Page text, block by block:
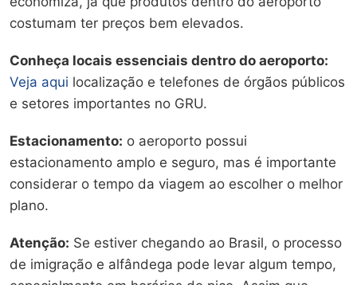
costumam ter preços bem elevados.
Conheça locais essenciais dentro do aeroporto:
Veja aqui localização e telefones de órgãos públicos
e setores importantes no GRU.
Estacionamento: o aeroporto possui
estacionamento amplo e seguro, mas é importante
considerar o tempo da viagem ao escolher o melhor
plano.
Atenção: Se estiver chegando ao Brasil, o processo
de imigração e alfândega pode levar algum tempo,